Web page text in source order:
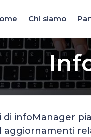
Chi siamo
di infoManager
aggiornamenti